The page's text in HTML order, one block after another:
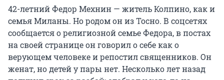
42-летний Федор Мехнин — житель Колпино, как и
семья Миланы. Но родом он из Тосно. В соцсетях
сообщается о религиозной семье Федора, в постах
на своей странице он говорил о себе как о
верующем человеке и репостил священников. Он
женат, но детей у пары нет. Несколько лет назад